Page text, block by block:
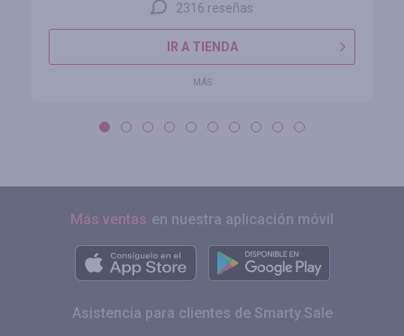
2316 reseñas
IR A TIENDA
MÁS
Más ventas en nuestra aplicación móvil
Asistencia para clientes de Smarty.Sale